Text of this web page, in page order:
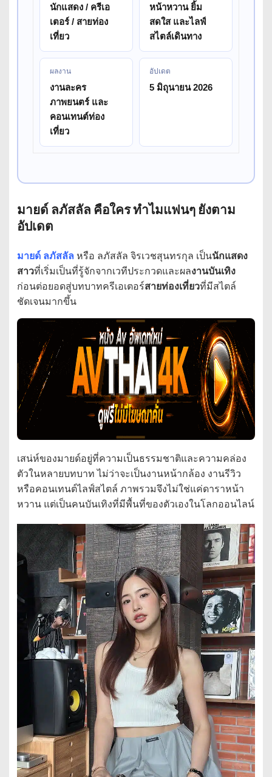
นักแสดง / ครีเอ
เตอร์ / สายท่อง
เที่ยว
หน้าหวาน ยิ้ม
สดใส และไลฟ์
สไตล์เดินทาง
ผลงาน
งานละคร
ภาพยนตร์ และ
คอนเทนต์ท่อง
เที่ยว
อัปเดต
5 มิถุนายน 2026
มายด์ ลภัสลัล คือใคร ทำไมแฟนๆ ยังตาม
อัปเดต
มายด์ ลภัสลัลหรือ ลภัสลัล จิรเวชสุนทรกุล เป็นนักแสดง
สาวที่เริ่มเป็นที่รู้จักจากเวทีประกวดและผลงานบันเทิง
ก่อนต่อยอดสู่บทบาทครีเอเตอร์สายท่องเที่ยวที่มีสไตล์
ชัดเจนมากขึ้น
เสน่ห์ของมายด์อยู่ที่ความเป็นธรรมชาติและความคล่อง
ตัวในหลายบทบาท ไม่ว่าจะเป็นงานหน้ากล้อง งานรีวิว
หรือคอนเทนต์ไลฟ์สไตล์ ภาพรวมจึงไม่ใช่แค่ดาราหน้า
หวาน แต่เป็นคนบันเทิงที่มีพื้นที่ของตัวเองในโลกออนไลน์